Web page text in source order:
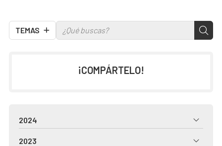
TEMAS
¡COMPÁRTELO!
2024
2023